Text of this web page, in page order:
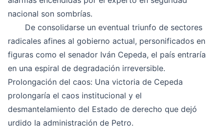
nacional son sombrías.
De consolidarse un eventual triunfo de sectores
radicales afines al gobierno actual, personificados en
figuras como el senador Iván Cepeda, el país entraría
en una espiral de degradación irreversible.
Prolongación del caos: Una victoria de Cepeda
prolongaría el caos institucional y el
desmantelamiento del Estado de derecho que dejó
urdido la administración de Petro.